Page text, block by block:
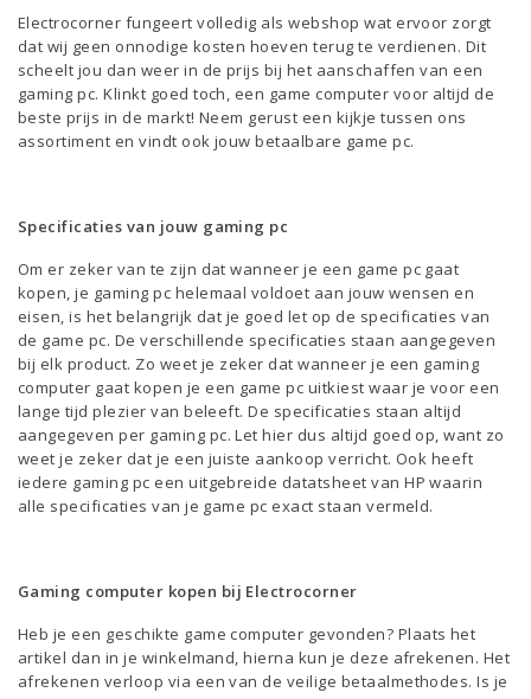
Electrocorner fungeert volledig als webshop wat ervoor zorgt
dat wij geen onnodige kosten hoeven terug te verdienen. Dit
scheelt jou dan weer in de prijs bij het aanschaffen van een
gaming pc. Klinkt goed toch, een game computer voor altijd de
beste prijs in de markt! Neem gerust een kijkje tussen ons
assortiment en vindt ook jouw betaalbare game pc.
Specificaties van jouw gaming pc
Om er zeker van te zijn dat wanneer je een game pc gaat
kopen, je gaming pc helemaal voldoet aan jouw wensen en
eisen, is het belangrijk dat je goed let op de specificaties van
de game pc. De verschillende specificaties staan aangegeven
bij elk product. Zo weet je zeker dat wanneer je een gaming
computer gaat kopen je een game pc uitkiest waar je voor een
lange tijd plezier van beleeft. De specificaties staan altijd
aangegeven per gaming pc. Let hier dus altijd goed op, want zo
weet je zeker dat je een juiste aankoop verricht. Ook heeft
iedere gaming pc een uitgebreide datatsheet van HP waarin
alle specificaties van je game pc exact staan vermeld.
Gaming computer kopen bij Electrocorner
Heb je een geschikte game computer gevonden? Plaats het
artikel dan in je winkelmand, hierna kun je deze afrekenen. Het
afrekenen verloop via een van de veilige betaalmethodes. Is je